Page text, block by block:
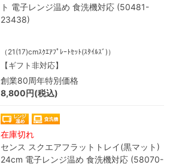
ト 電子レンジ温め 食洗機対応 (50481-
23438)
（21(17)cmｽｸｴｱﾌﾟﾚｰﾄｾｯﾄ(ｽﾀｲﾙｽﾞ)）
【ギフト非対応】
創業80周年特別価格
8,800円(税込)
在庫切れ
センス スクエアフラットトレイ(黒マット)
24cm 電子レンジ温め 食洗機対応 (58070-